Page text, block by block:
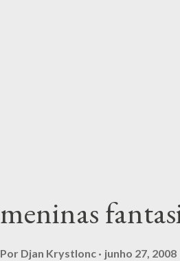
meninas
Por Djan Krystlonc junho 27, 2008